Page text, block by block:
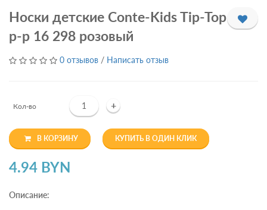
Носки детские Conte-Kids Tip-Top
р-p 16 298 розовый
0 отзывов / Написать отзыв
Кол-во +
В КОРЗИНУ КУПИТЬ В ОДИН КЛИК
4.94 BYN
Описание: